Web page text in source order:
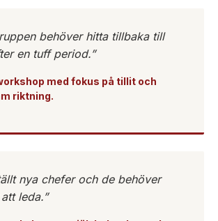
behöver hitta tillbaka till
en tuff period.”
med fokus på tillit och
riktning.
nya chefer och de behöver
leda.”